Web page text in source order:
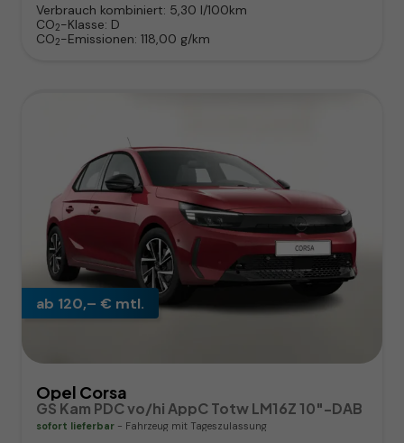
Verbrauch kombiniert: 5,30 l/100km
CO2-Klasse: D
CO2-Emissionen: 118,00 g/km
ab 120,– € mtl.
Opel Corsa
GS Kam PDC vo/hi AppC Totw LM16Z 10"-DAB
sofort lieferbar Fahrzeug mit Tageszulassung